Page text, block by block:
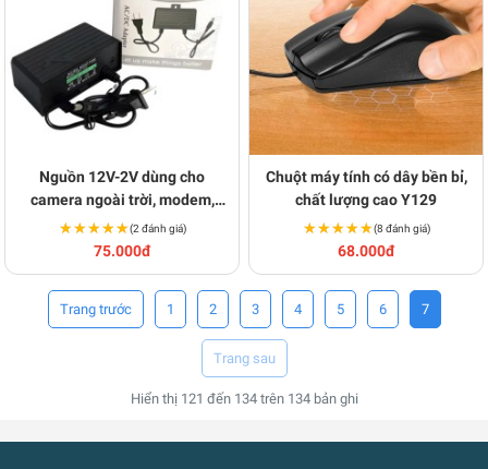
Nguồn 12V-2V dùng cho
camera ngoài trời, modem,
wifi, tivi box BA1346
★★★★★
★★★★★(2 đánh giá)
75.000đ
Chuột máy tính có dây bền bỉ,
chất lượng cao Y129
★★★★★
★★★★★(8 đánh giá)
68.000đ
Hiển thị 121 đến 134trên 134bản ghi
1 2 3 4 5 6 7